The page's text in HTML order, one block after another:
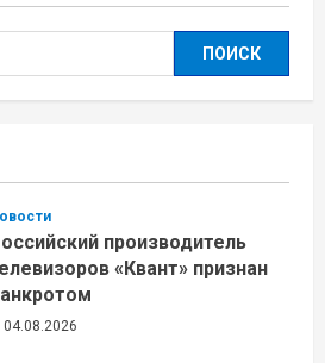
производитель
«Квант» признан
04.08.2026